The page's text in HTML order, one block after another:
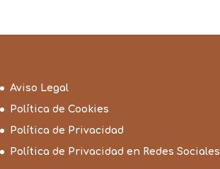
Aviso Legal
Política de Cookies
Política de Privacidad
Política de Privacidad en Redes Sociales